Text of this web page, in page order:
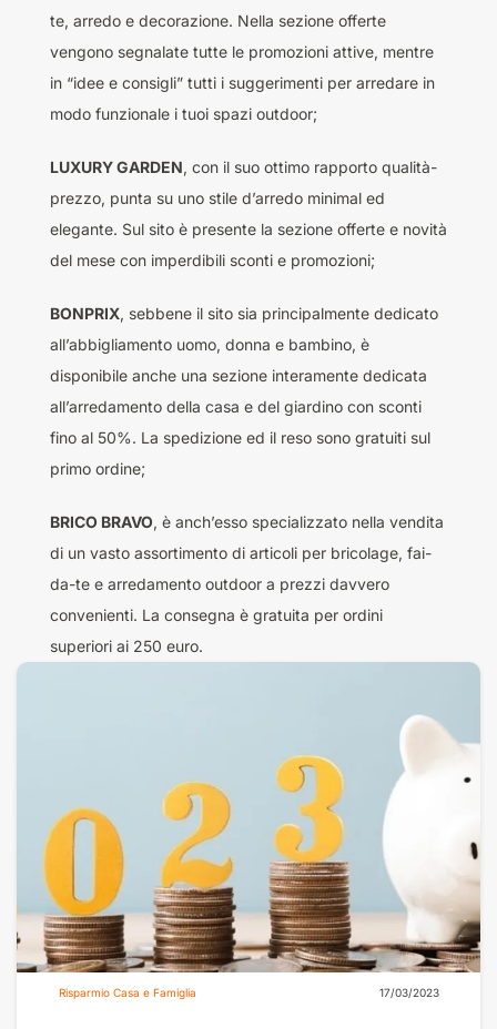
te, arredo e decorazione. Nella sezione offerte
vengono segnalate tutte le promozioni attive, mentre
in “idee e consigli” tutti i suggerimenti per arredare in
modo funzionale i tuoi spazi outdoor;
LUXURY GARDEN, con il suo ottimo rapporto qualità-
prezzo, punta su uno stile d’arredo minimal ed
elegante. Sul sito è presente la sezione offerte e novità
del mese con imperdibili sconti e promozioni;
BONPRIX, sebbene il sito sia principalmente dedicato
all’abbigliamento uomo, donna e bambino, è
disponibile anche una sezione interamente dedicata
all’arredamento della casa e del giardino con sconti
fino al 50%. La spedizione ed il reso sono gratuiti sul
primo ordine;
BRICO BRAVO, è anch’esso specializzato nella vendita
di un vasto assortimento di articoli per bricolage, fai-
da-te e arredamento outdoor a prezzi davvero
convenienti. La consegna è gratuita per ordini
superiori ai 250 euro.
Risparmio Casa e Famiglia 17/03/2023